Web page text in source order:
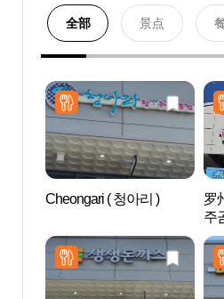
全部 景点
Cheongari ( 청아리 )
罗
주